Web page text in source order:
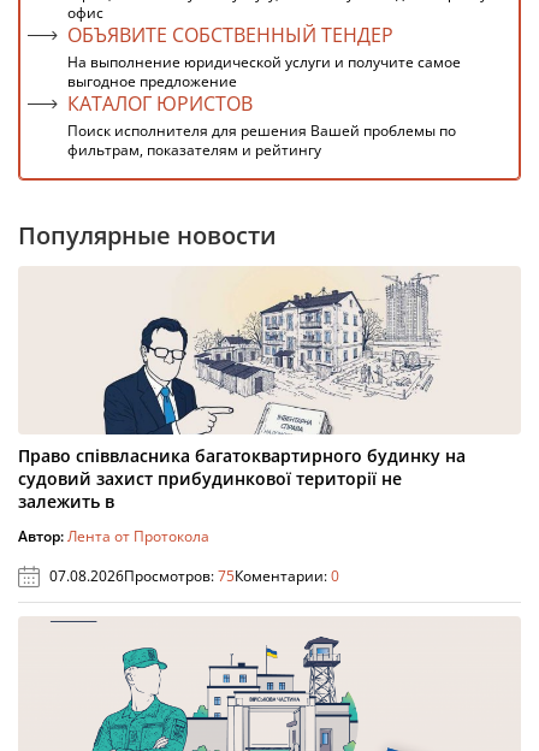
офис
ОБЪЯВИТЕ СОБСТВЕННЫЙ ТЕНДЕР
На выполнение юридической услуги и получите самое
выгодное предложение
КАТАЛОГ ЮРИСТОВ
Поиск исполнителя для решения Вашей проблемы по
фильтрам, показателям и рейтингу
Популярные новости
Право співвласника багатоквартирного будинку на
судовий захист прибудинкової території не
залежить в
Автор:Лента от Протокола
07.08.2026Просмотров:75Коментарии:0